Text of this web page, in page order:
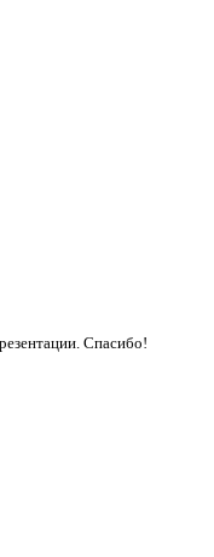
Спасибо!